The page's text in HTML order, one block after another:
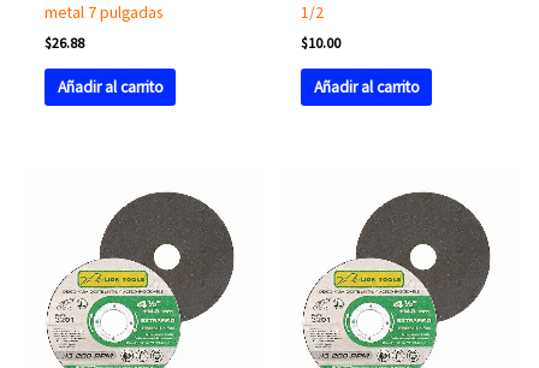
metal 7 pulgadas
$26.88
Añadir al carrito
1/2
$10.00
Añadir al carrito